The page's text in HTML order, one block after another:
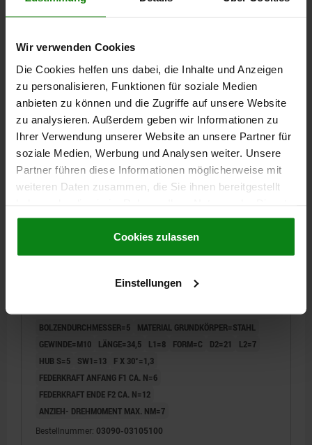
Wir verwenden Cookies
Die Cookies helfen uns dabei, die Inhalte und Anzeigen
zu personalisieren, Funktionen für soziale Medien
anbieten zu können und die Zugriffe auf unsere Website
zu analysieren. Außerdem geben wir Informationen zu
Ihrer Verwendung unserer Website an unsere Partner für
soziale Medien, Werbung und Analysen weiter. Unsere
Partner führen diese Informationen möglicherweise mit
weiteren Daten zusammen, die Sie ihnen bereitgestellt
gesammelt haben.Cookie Richtlinien
Datenschutz|AGB
Cookies zulassen
Einstellungen
FEDERKRAFT ANFANG F1 CA. N=6
3,88 €
zzgl. MwSt.
DETAILS
03090 C
D1=M10, D=5, FORM:C M.RASTNUT,
KOMP:THERMOPLAST SCHWARZGRAU RAL7021
BOLZENDURCHMESSER=5
MATERIAL GRUNDKÖRPER=STAHL
GEWINDE=M10
LÄNGE=34,5 L1=8 FORM=C D2=21
L2=7
HUB S=5
SW1=13
F X 30°=1,3
FEDERKRAFT ANFANG F1 CA. N=6
FEDERKRAFT ENDE F2 CA. N=12
ANZIEH- DREHMOMENT MAX. NM=7
Bestellnummer: 03090-03105100